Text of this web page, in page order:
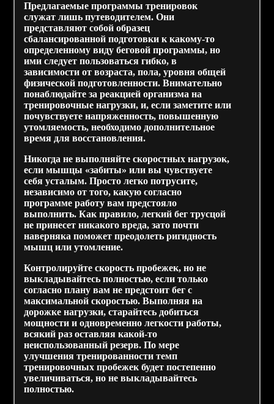
Предлагаемые программы тренировок
служат лишь путеводителем. Они
представляют собой образец
сбалансированной подготовки к какому-то
определенному виду беговой программы, но
ими следует пользоваться гибко, в
зависимости от возраста, пола, уровня общей
физической подготовленности. Внимательно
понаблюдайте за реакцией организма на
тренировочные нагрузки, и, если заметите или
почувствуете напряженность, повышенную
утомляемость, необходимо дополнительное
время для восстановления.
Никогда не выполняйте скоростных нагрузок,
если мышцы «забиты» или вы чувствуете
себя усталым. Просто легко потрусите,
независимо от того, какую согласно
программе работу вам предстояло
выполнить. Как правило, легкий бег трусцой
не принесет никакого вреда, зато почти
наверняка поможет преодолеть ригидность
мышц или утомление.
Контролируйте скорость пробежек, но не
выкладывайтесь полностью, если только
согласно плану вам не предстоит бег с
максимальной скоростью. Выполняя на
дорожке нагрузки, старайтесь добиться
мощности и одновременно легкости работы,
всякий раз оставляя какой-то
неиспользованный резерв. По мере
улучшения тренированности темп
тренировочных пробежек будет постепенно
увеличиваться, но не выкладывайтесь
полностью.